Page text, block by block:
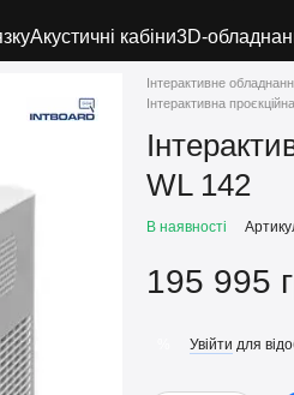
Акустичні кабіни3D-
Інтерактивне
Інтерактивна
WL 142
В наявності
195 995
Увійти для